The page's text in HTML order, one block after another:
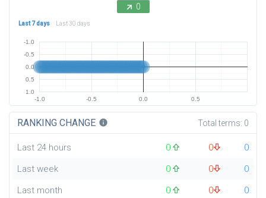
0
Last 7 days Last 30 days
-1.0 -0.5 0.0 0.5
-1.0
-0.5
0.0
0.5
1.0
RANKING CHANGE info Total terms: 0
Last 24 hours 0 0
0
Last week
0 0
0
Last month
0 0 0